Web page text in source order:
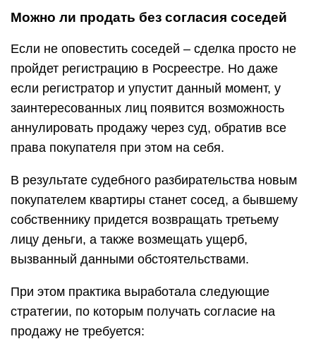
Можно ли продать без согласия соседей
Если не оповестить соседей – сделка просто не
пройдет регистрацию в Росреестре. Но даже
если регистратор и упустит данный момент, у
заинтересованных лиц появится возможность
аннулировать продажу через суд, обратив все
права покупателя при этом на себя.
В результате судебного разбирательства новым
покупателем квартиры станет сосед, а бывшему
собственнику придется возвращать третьему
лицу деньги, а также возмещать ущерб,
вызванный данными обстоятельствами.
При этом практика выработала следующие
стратегии, по которым получать согласие на
продажу не требуется: